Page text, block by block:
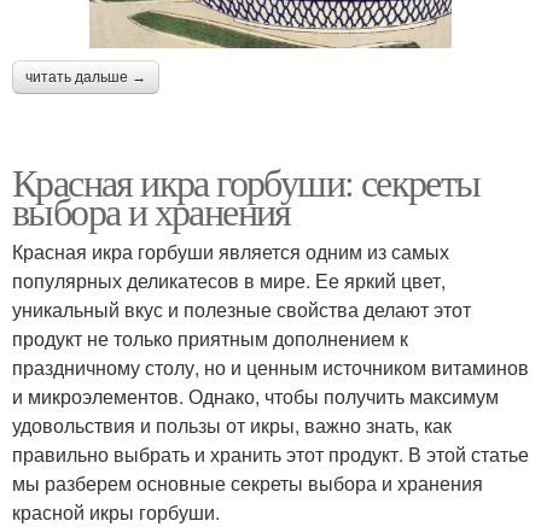
читать дальше →
Красная икра горбуши: секреты
выбора и хранения
Красная икра горбуши является одним из самых
популярных деликатесов в мире. Ее яркий цвет,
уникальный вкус и полезные свойства делают этот
продукт не только приятным дополнением к
праздничному столу, но и ценным источником витаминов
и микроэлементов. Однако, чтобы получить максимум
удовольствия и пользы от икры, важно знать, как
правильно выбрать и хранить этот продукт. В этой статье
мы разберем основные секреты выбора и хранения
красной икры горбуши.